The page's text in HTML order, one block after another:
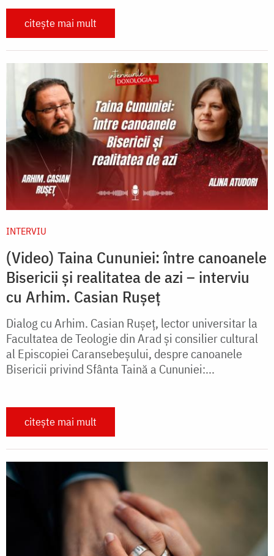
citește mai mult
INTERVIU
(Video) Taina Cununiei: între canoanele
Bisericii și realitatea de azi – interviu
cu Arhim. Casian Rușeț
Dialog cu Arhim. Casian Rușeț, lector universitar la
Facultatea de Teologie din Arad și consilier cultural
al Episcopiei Caransebeșului, despre canoanele
Bisericii privind Sfânta Taină a Cununiei:...
citește mai mult